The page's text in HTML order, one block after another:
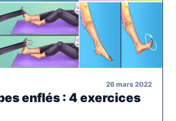
26 mars 2022
enflés : 4 exercices